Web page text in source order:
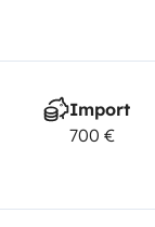
Import
700 €